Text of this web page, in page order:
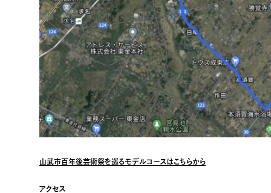
山武市百年後芸術祭を巡るモデルコースはこちらから
アクセス